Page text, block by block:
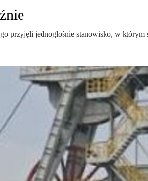
przyjęli jednogłośnie stanowisko, w